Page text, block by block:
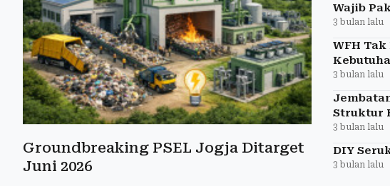
Groundbreaking PSEL Jogja Ditarget
Juni 2026
Wajib
3 bulan lalu
WFH Tak
3 bulan lalu
Struktur
3 bulan lalu
DIY
3 bulan lalu